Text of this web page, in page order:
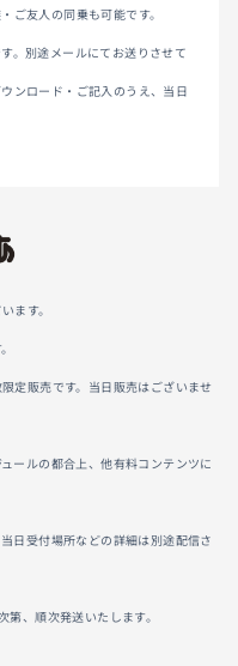
ご友人の同乗も可能です。
。別途メールにてお送りさせて
ンロード・ご記入のうえ、当日
ます。
定販売です。当日販売はございませ
ールの都合上、他有料コンテンツに
日受付場所などの詳細は別途配信さ
、順次発送いたします。